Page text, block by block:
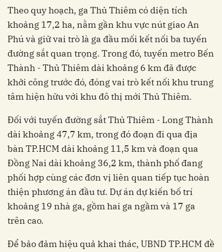
Theo quy hoạch, ga Thủ Thiêm có diện tích
khoảng 17,2 ha, nằm gần khu vực nút giao An
Phú và giữ vai trò là ga đầu mối kết nối ba tuyến
đường sắt quan trọng. Trong đó, tuyến metro Bến
Thành - Thủ Thiêm dài khoảng 6 km đã được
khởi công trước đó, đóng vai trò kết nối khu trung
tâm hiện hữu với khu đô thị mới Thủ Thiêm.
Đối với tuyến đường sắt Thủ Thiêm - Long Thành
dài khoảng 47,7 km, trong đó đoạn đi qua địa
bàn TP.HCM dài khoảng 11,5 km và đoạn qua
Đồng Nai dài khoảng 36,2 km, thành phố đang
phối hợp cùng các đơn vị liên quan tiếp tục hoàn
thiện phương án đầu tư. Dự án dự kiến bố trí
khoảng 19 nhà ga, gồm hai ga ngầm và 17 ga
trên cao.
Để bảo đảm hiệu quả khai thác, UBND TP.HCM đề